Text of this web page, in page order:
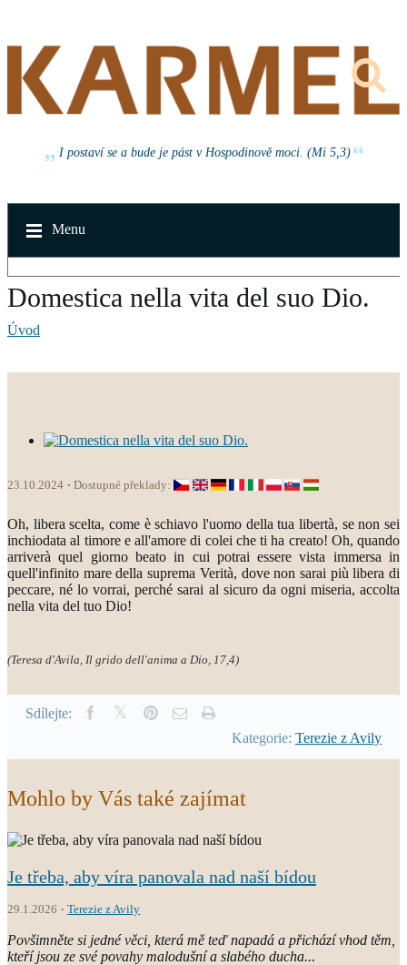
I postaví se a bude je pást v Hospodinově moci. (Mi 5,3)
Menu
Domestica nella vita del suo Dio.
Úvod
23.10.2024 Dostupné překlady:
Oh, libera scelta, come è schiavo l'uomo della tua libertà, se non sei
inchiodata al timore e all'amore di colei che ti ha creato! Oh, quando
arriverà quel giorno beato in cui potrai essere vista immersa in
quell'infinito mare della suprema Verità, dove non sarai più libera di
peccare, né lo vorrai, perché sarai al sicuro da ogni miseria, accolta
nella vita del tuo Dio!
(Teresa d'Avila, Il grido dell'anima a Dio, 17,4)
Sdílejte:
Kategorie: Terezie z Avily
Mohlo by Vás také zajímat
Je třeba, aby víra panovala nad naší bídou
29.1.2026 Terezie z Avily
Povšimněte si jedné věci, která mě teď napadá a přichází vhod těm,
kteří jsou ze své povahy malodušní a slabého ducha...